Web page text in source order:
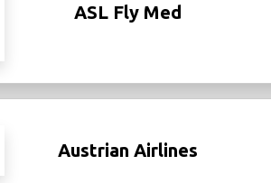
ASL Fly Med
Austrian Airlines